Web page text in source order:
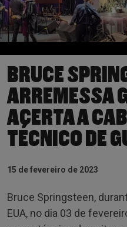
BRUCE
ARREMESSA
ACERTA A
TÉCNICO DE
15 de fevereiro de 2023
Bruce Springsteen,
EUA, no dia 03 de